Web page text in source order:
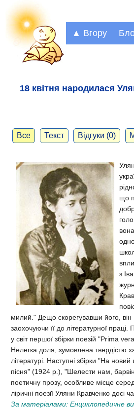
▲ Вгору
18 квітня народилася
Все Текст Відгуки (0)
що
з
милий." Дещо скорегувавши його, він
заохочуючи її до літературної
у світ першої збірки поезій "Prima
Нелегка доля, зумовлена твердістю
літературі. Наступні збірки "На
пісня" (1924 р.), "Шелести нам,
поетичну прозу, особливе місце
ліричні поезії Уляни Кравченко досі
За матеріалами: Енциклопедичне